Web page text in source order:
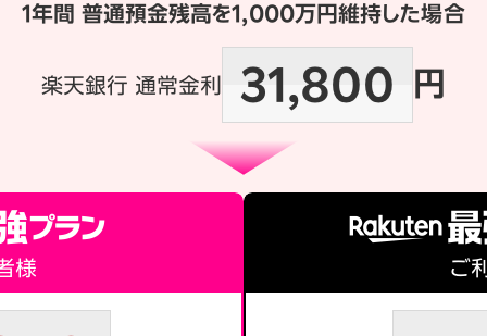
1年間 普通預金残高を1,000万円維持した場合
楽天銀行 通常金利 31,800 円
様 ご